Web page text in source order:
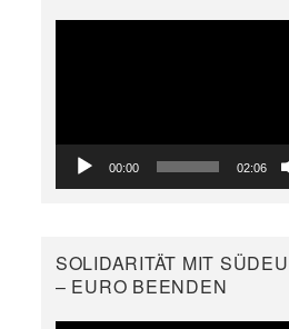
00:00 02:06
SOLIDARITÄT MIT
– EURO BEENDEN